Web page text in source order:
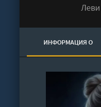
ИНФОРМАЦИЯ О
АУДИОКНИГЕ